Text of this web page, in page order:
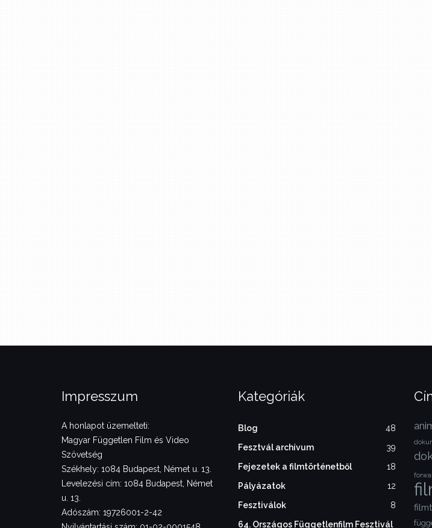
Impresszum
A honlapot üzemelteti:
Magyar Független Film és Video
Szövetség
Székhely: 1084 Budapest, Német u. 13.
Levelezési cím: 1084 Budapest, Német
u. 13.
Adószám: 19726001-2-42
Kategóriák
Blog
48
Fesztvál archívum
39
Fejezetek a filmtörténetből
18
Pályázatok
12
Fesztiválok
8
64. Országos Függetlenfilm Fesztivál